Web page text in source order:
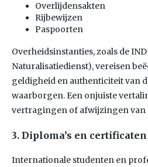
Overlijdensakten
Rijbewijzen
Paspoorten
Overheidsinstanties, zoals de
Naturalisatiedienst), vereisen
geldigheid en authenticiteit van
waarborgen. Een onjuiste
vertragingen of afwijzingen van
3. Diploma’s en certificaten
Internationale studenten en